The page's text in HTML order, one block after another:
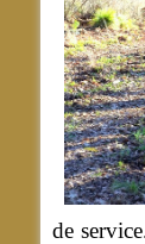
de